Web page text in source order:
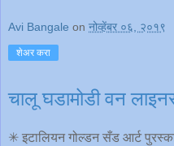
Avi Bangale on नोव्हेंबर ०६, २०१९
शेअर करा
चालू घडामोडी वन
✳ इटालियन गोल्डन सँड आर्ट